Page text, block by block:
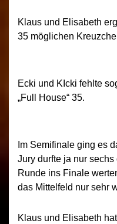
Klaus und Elisabeth
35 möglichen
Ecki und KIcki fehlte
„Full House“ 35.
Im Semifinale ging es
Jury durfte ja nur
Runde ins Finale
das Mittelfeld nur sehr
Klaus und Elisabeth